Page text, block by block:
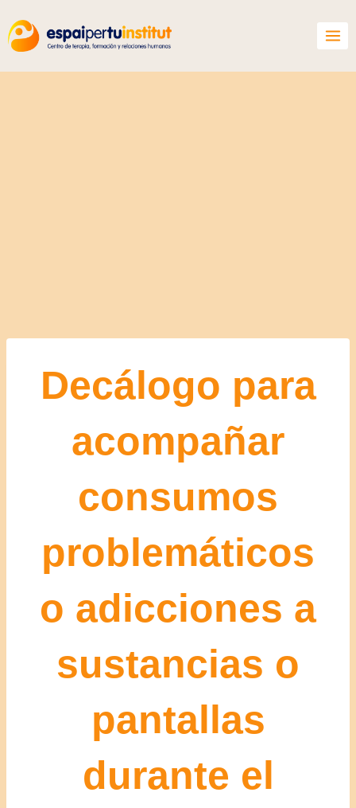
Decálogo para
acompañar
consumos
problemáticos
o adicciones a
sustancias o
pantallas
durante el